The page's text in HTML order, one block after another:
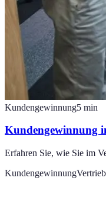
Kundengewinnung5 min
Kundengewinnung
Erfahren Sie, wie Sie im
KundengewinnungVertrieb